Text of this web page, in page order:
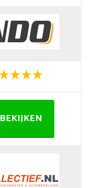
BEKIJKEN